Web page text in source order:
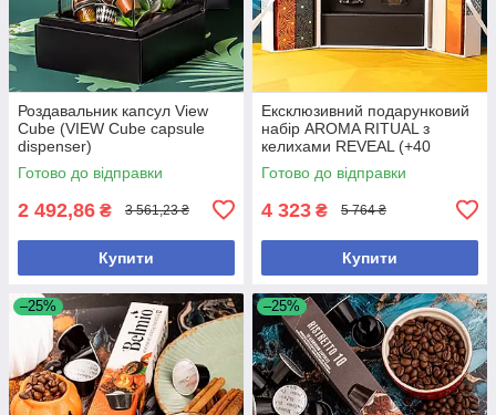
Роздавальник капсул View
Cube (VIEW Cube capsule
dispenser)
Готово до відправки
2 492,86 ₴ 3 561,23 ₴
Купити
Ексклюзивний подарунковий
набір AROMA RITUAL з
келихами REVEAL (+40
капсул)
Готово до відправки
4 323 ₴ 5 764 ₴
Купити
–25% –25%